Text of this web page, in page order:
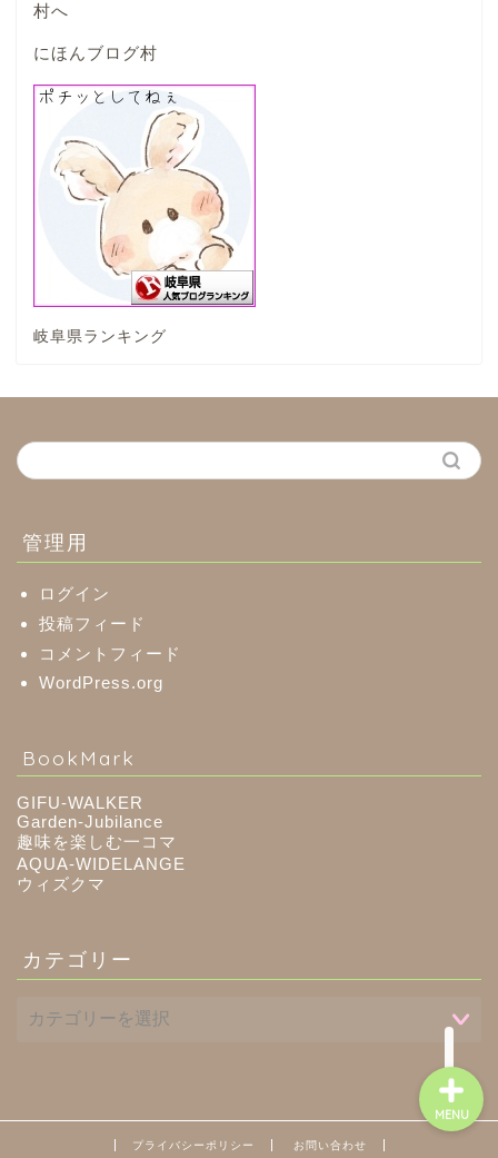
にほんブログ村
岐阜県ランキング
管理用
ログイン
投稿フィード
コメントフィード
WordPress.org
BookMark
GIFU-WALKER
Garden-Jubilance
趣味を楽しむ一コマ
AQUA-WIDELANGE
ウィズクマ
カテゴリー
プライバシーポリシー お問い合わせ
MENU
川辺町